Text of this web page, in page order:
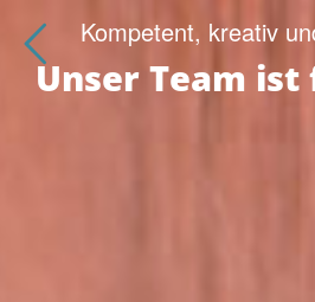
Kompetent, kreativ
Unser Team ist